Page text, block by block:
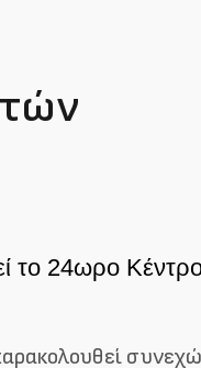
το 24ωρο Κέντρο